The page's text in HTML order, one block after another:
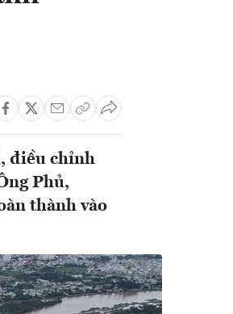
điều chỉnh
Phủ,
thành vào